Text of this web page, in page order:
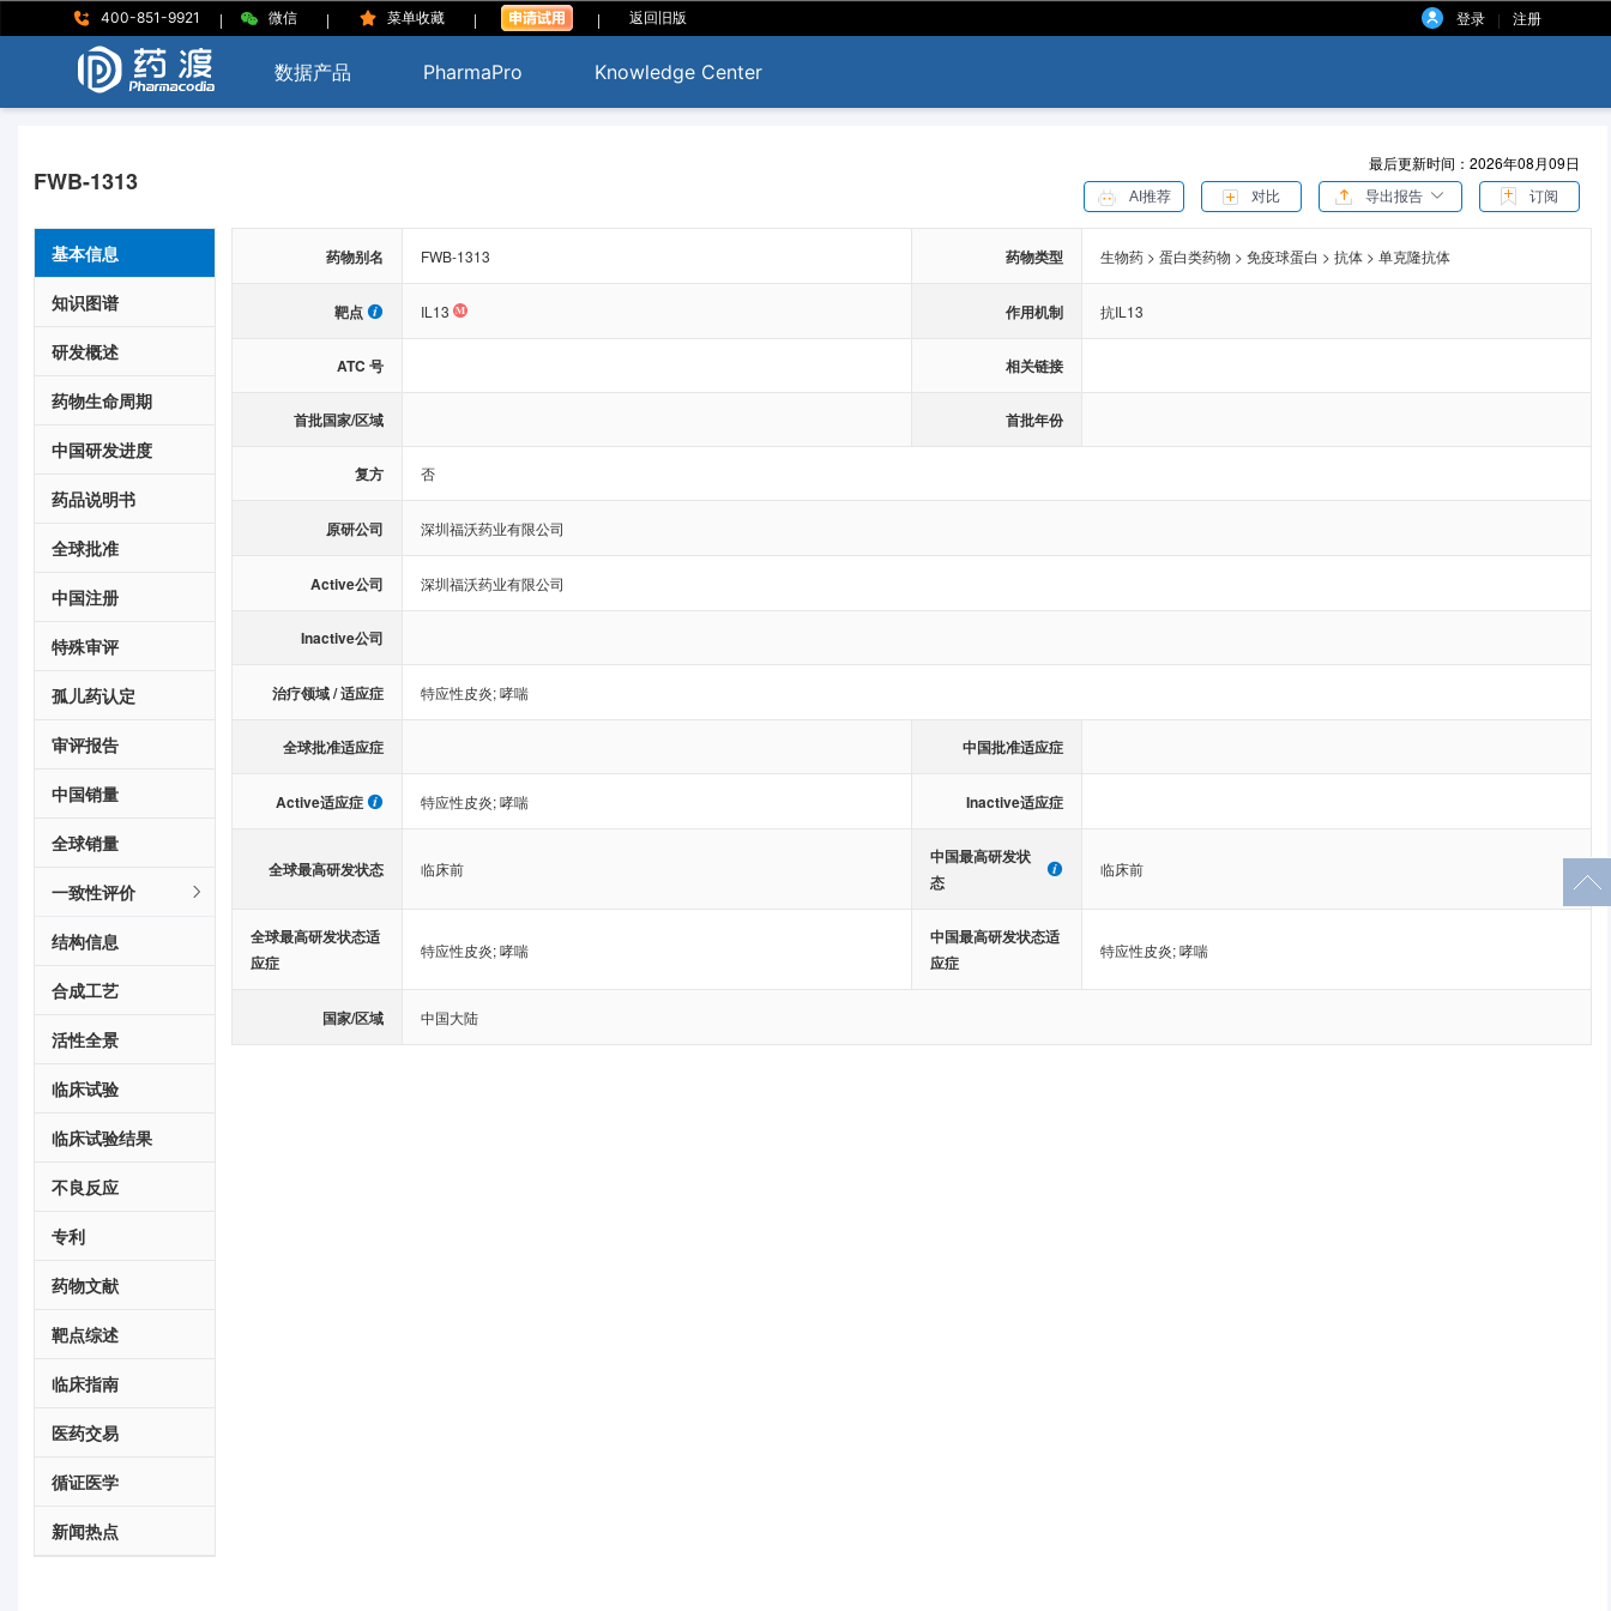
400-851-9921 | 微信 | 菜单收藏 | | 返回旧版 登录 | 注册
数据产品 PharmaPro Knowledge Center
FWB-1313
最后更新时间：2026年08月09日
AI推荐 对比 导出报告 订阅
基本信息
知识图谱
研发概述
药物生命周期
中国研发进度
药品说明书
全球批准
中国注册
特殊审评
孤儿药认定
审评报告
中国销量
全球销量
一致性评价
结构信息
合成工艺
活性全景
临床试验
临床试验结果
不良反应
专利
药物文献
靶点综述
临床指南
医药交易
循证医学
新闻热点
药物别名 FWB-1313 药物类型 生物药 > 蛋白类药物 > 免疫球蛋白 > 抗体 > 单克隆抗体
靶点 IL13 作用机制 抗IL13
ATC 号 相关链接
首批国家/区域 首批年份
复方 否
原研公司 深圳福沃药业有限公司
Active公司 深圳福沃药业有限公司
Inactive公司
治疗领域 / 适应症 特应性皮炎;哮喘
全球批准适应症 中国批准适应症
Active适应症 特应性皮炎;哮喘 Inactive适应症
全球最高研发状态 临床前
中国最高研发状
态
临床前
全球最高研发状态适
应症
特应性皮炎;哮喘
中国最高研发状态适
应症
特应性皮炎;哮喘
国家/区域 中国大陆